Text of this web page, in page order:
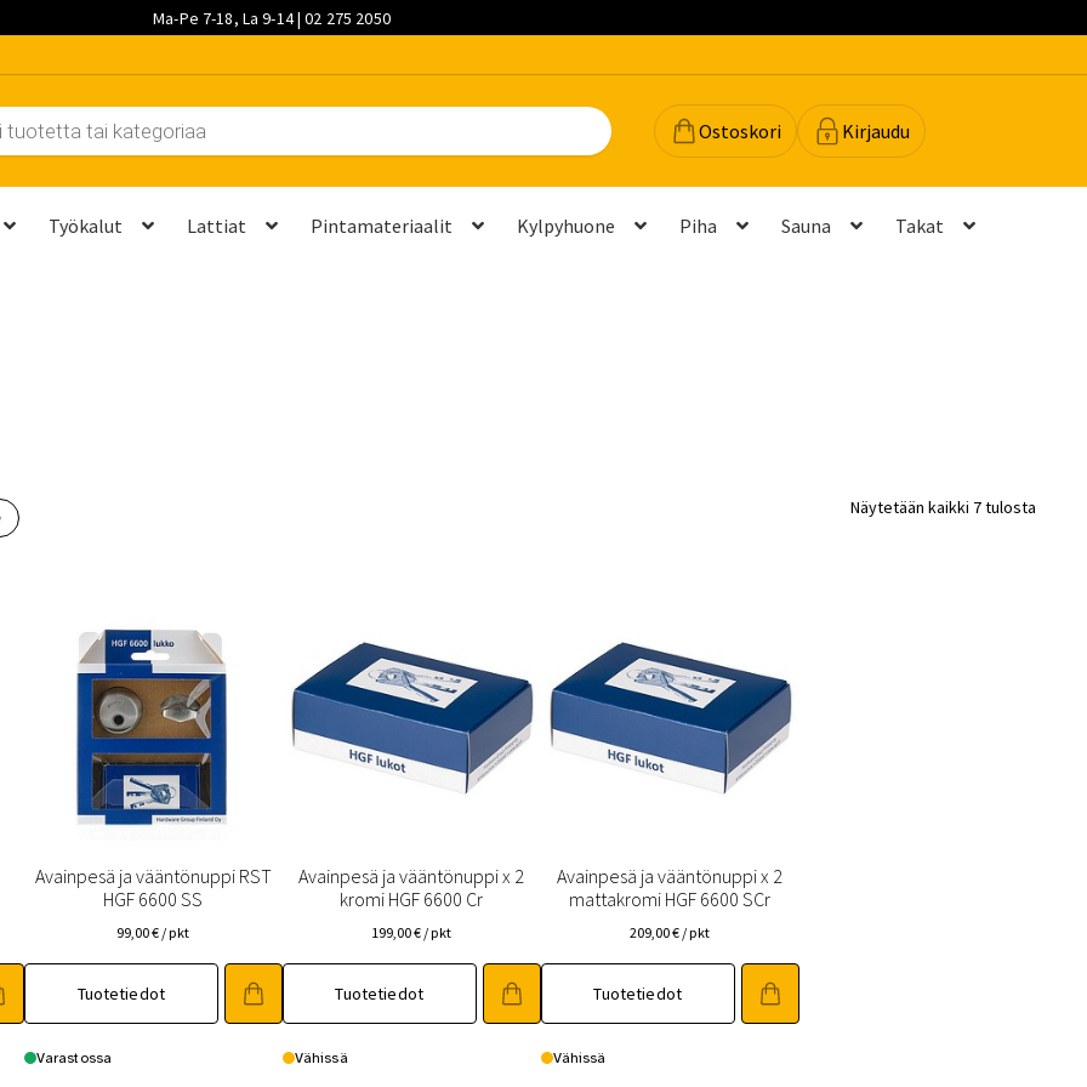
Ma-Pe 7-18, La 9-14 | 02 275 2050
Ostoskori Kirjaudu
Työkalut Lattiat Pintamateriaalit Kylpyhuone Piha Sauna
Takat
kannattaa vaihtaa?
Näillä 7 vaiheella saat sen kuntoon kesäksi
saunan puupinnat taas siisteiksi
Näytetään kaikki 7 tulosta
Avainpesä ja vääntönuppi RST
HGF 6600 SS
99,00€ / pkt
Tuotetiedot
Varastossa
Avainpesä ja vääntönuppi x 2
kromi HGF 6600 Cr
199,00€ / pkt
Tuotetiedot
Vähissä
Avainpesä ja vääntönuppi x 2
mattakromi HGF 6600 SCr
209,00€ / pkt
Tuotetiedot
Vähissä